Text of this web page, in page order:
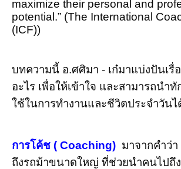
maximize their personal and
potential.” (The International
(ICF))
บทความนี้ อ.ศศิมา - เก๋มาแบ่งปันเรื่
อะไร เพื่อให้เข้าใจ และสามารถนำ
ใช้ในการทำงานและชีวิตประจำวัน
การโค้ช ( Coaching) มาจากคำว่
ถึงรถม้าขนาดใหญ่ ที่ช่วยนำคนไปถึ